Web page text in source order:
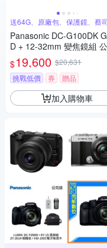
送64G、原廠包、保護鏡、蔡
Panasonic DC-G100DK
D + 12-32mm 變焦鏡組
$19,600 $20,631
挑戰低價
券 贈品
加入購物車